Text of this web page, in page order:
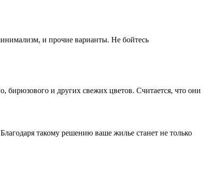
и прочие варианты. Не бойтесь
бирюзового и других свежих цветов. Считается, что они
такому решению ваше жилье станет не только